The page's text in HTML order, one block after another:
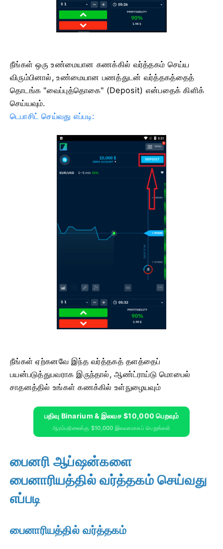
நீங்கள் ஒரு உண்மையான கணக்கில் வர்த்தகம் செய்ய
விரும்பினால், உண்மையான பணத்துடன் வர்த்தகத்தைத்
தொடங்க "வைப்புத்தொகை" (Deposit) என்பதைக் கிளிக்
செய்யவும்.
டெபாசிட் செய்வது எப்படி:
நீங்கள் ஏற்கனவே இந்த வர்த்தகத் தளத்தைப்
பயன்படுத்துபவராக இருந்தால், ஆண்ட்ராய்டு மொபைல்
சாதனத்தில் உங்கள் கணக்கில் உள்நுழையவும்
பதிவு Binarium & இலவச $10,000 பெறவும்
ஆரம்பநிலைக்கு $10,000 இலவசமாகப் பெறுங்கள்
பைனரி ஆப்ஷன்களை
பைனாரியத்தில் வர்த்தகம் செய்வது
எப்படி
பைனாரியத்தில் வர்த்தகம்